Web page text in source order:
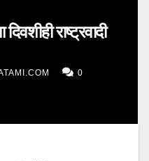
राष्ट्रवादी
0